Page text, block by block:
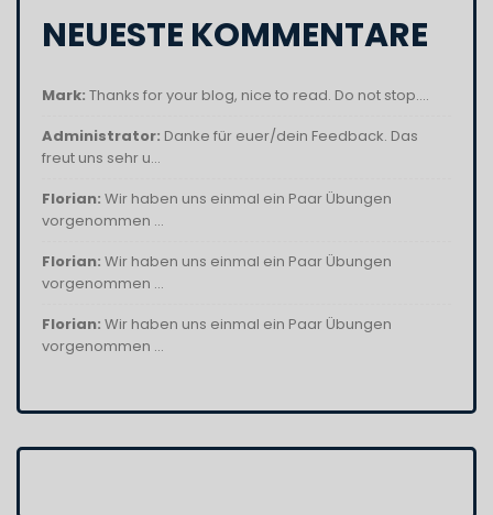
NEUESTE KOMMENTARE
Mark: Thanks for your blog, nice to read. Do not stop....
Administrator: Danke für euer/dein Feedback. Das
freut uns sehr u...
Florian: Wir haben uns einmal ein Paar Übungen
vorgenommen ...
Florian: Wir haben uns einmal ein Paar Übungen
vorgenommen ...
Florian: Wir haben uns einmal ein Paar Übungen
vorgenommen ...